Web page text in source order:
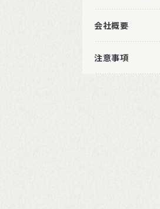
会社概要
注意事項